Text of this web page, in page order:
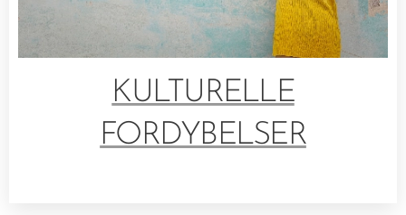
KULTURELLE
FORDYBELSER